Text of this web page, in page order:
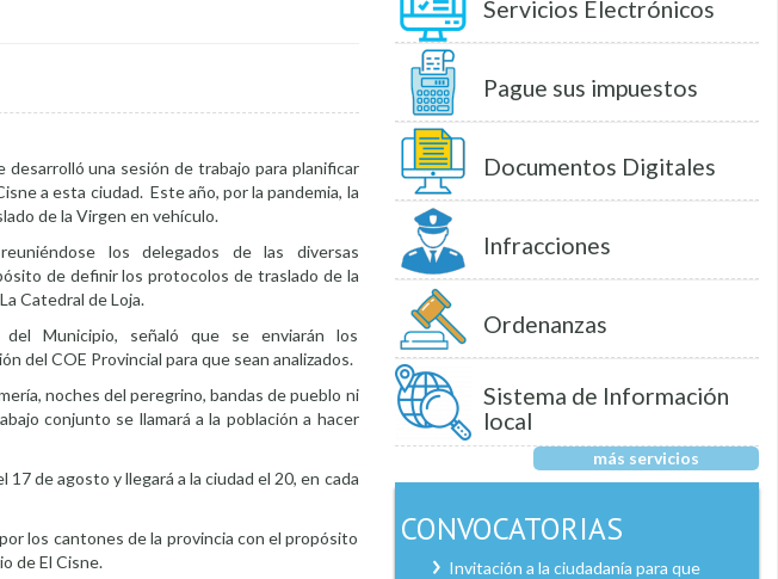
desarrolló una sesión de trabajo para planificar
a esta ciudad. Este año, por la pandemia, la
de la Virgen en vehículo.
los delegados de las diversas
de definir los protocolos de traslado de la
Catedral de Loja.
del Municipio, señaló que se enviarán los
del COE Provincial para que sean analizados.
noches del peregrino, bandas de pueblo ni
conjunto se llamará a la población a hacer
de agosto y llegará a la ciudad el 20, en cada
los cantones de la provincia con el propósito
de El Cisne.
Servicios Electrónicos
Pague sus impuestos
Documentos Digitales
Infracciones
Ordenanzas
Sistema de Información
local
más servicios
CONVOCATORIAS
Invitación a la ciudadanía para que